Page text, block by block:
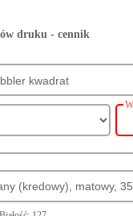
druku - cennik